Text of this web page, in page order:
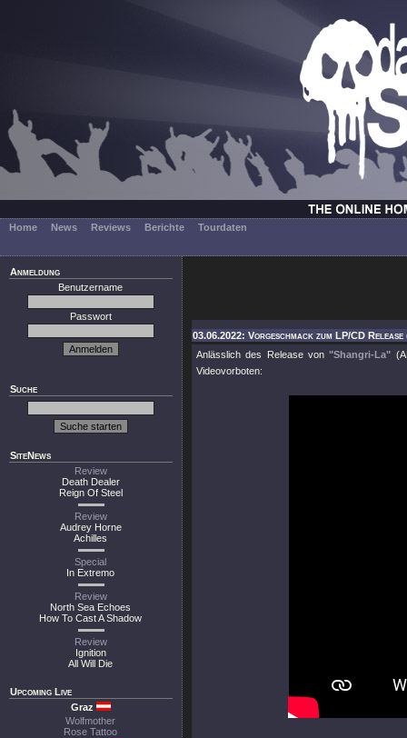
Home News Reviews Berichte Tourdaten
Anmeldung
Benutzername
Passwort
Suche
SiteNews
Review
Death Dealer
Reign Of Steel
Review
Audrey Horne
Achilles
Special
In Extremo
Review
North Sea Echoes
How To Cast A Shadow
Review
Ignition
All Will Die
Upcoming Live
Graz
Wolfmother
Rose Tattoo
03.06.2022: Vorgeschmack zum LP/CD Release
Anlässlich des Release von"Shangri-La"
Videovorboten: